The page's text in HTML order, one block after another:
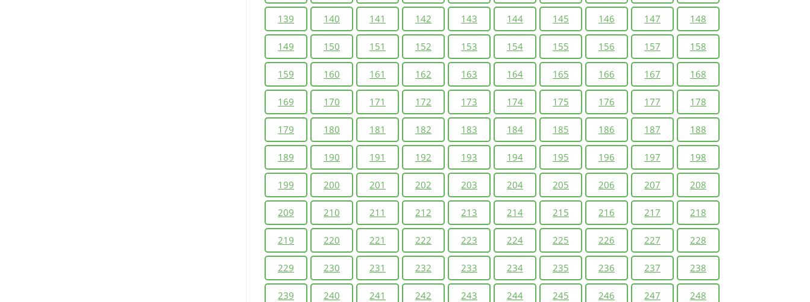
139 140 141 142 143 144 145 146 147 148
149 150 151 152 153 154 155 156 157 158
159 160 161 162 163 164 165 166 167 168
169 170 171 172 173 174 175 176 177 178
179 180 181 182 183 184 185 186 187 188
189 190 191 192 193 194 195 196 197 198
199 200 201 202 203 204 205 206 207 208
209 210 211 212 213 214 215 216 217 218
219 220 221 222 223 224 225 226 227 228
229 230 231 232 233 234 235 236 237 238
239 240 241 242 243 244 245 246 247 248